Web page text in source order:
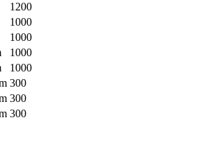
1200
1000
1000
1000
1000
300
300
300